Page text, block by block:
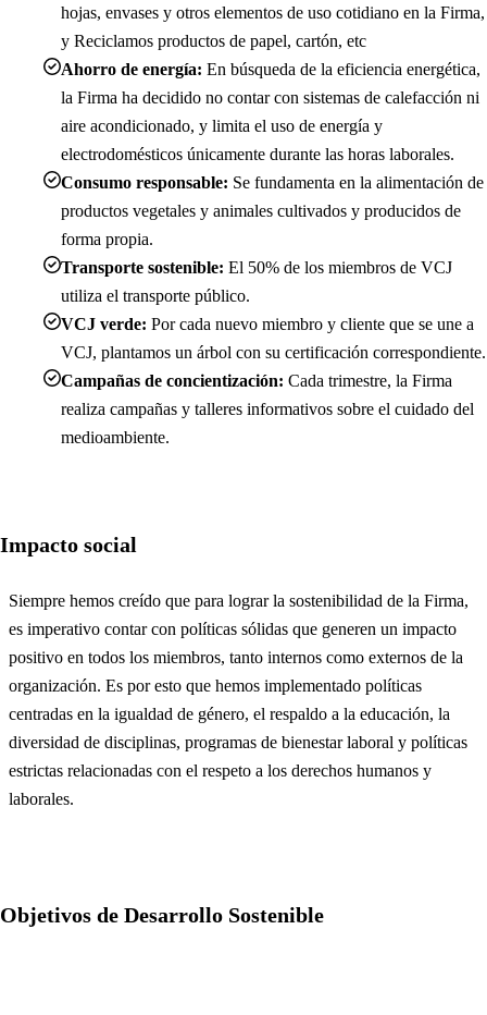
hojas, envases y otros elementos de uso cotidiano en la Firma,
y Reciclamos productos de papel, cartón, etc
Ahorro de energía: En búsqueda de la eficiencia energética,
la Firma ha decidido no contar con sistemas de calefacción ni
aire acondicionado, y limita el uso de energía y
electrodomésticos únicamente durante las horas laborales.
Consumo responsable: Se fundamenta en la alimentación de
productos vegetales y animales cultivados y producidos de
forma propia.
Transporte sostenible: El 50% de los miembros de VCJ
utiliza el transporte público.
VCJ verde: Por cada nuevo miembro y cliente que se une a
VCJ, plantamos un árbol con su certificación correspondiente.
Campañas de concientización: Cada trimestre, la Firma
realiza campañas y talleres informativos sobre el cuidado del
medioambiente.
Impacto social
Siempre hemos creído que para lograr la sostenibilidad de la Firma,
es imperativo contar con políticas sólidas que generen un impacto
positivo en todos los miembros, tanto internos como externos de la
organización. Es por esto que hemos implementado políticas
centradas en la igualdad de género, el respaldo a la educación, la
diversidad de disciplinas, programas de bienestar laboral y políticas
estrictas relacionadas con el respeto a los derechos humanos y
laborales.
Objetivos de Desarrollo Sostenible